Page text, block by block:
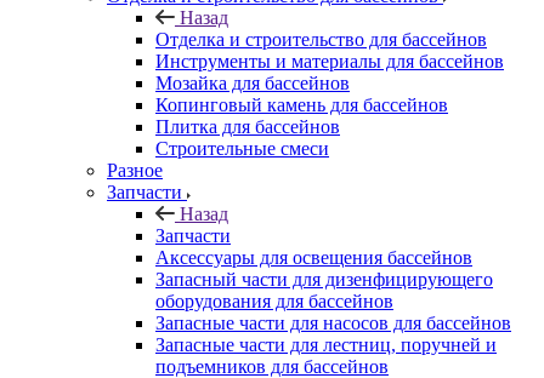
Назад
Отделка и строительство для бассейнов
Инструменты и материалы для бассейнов
Мозайка для бассейнов
Копинговый камень для бассейнов
Плитка для бассейнов
Строительные смеси
Разное
Запчасти
Назад
Запчасти
Аксессуары для освещения бассейнов
Запасный части для дизенфицирующего
оборудования для бассейнов
Запасные части для насосов для бассейнов
Запасные части для лестниц, поручней и
подъемников для бассейнов